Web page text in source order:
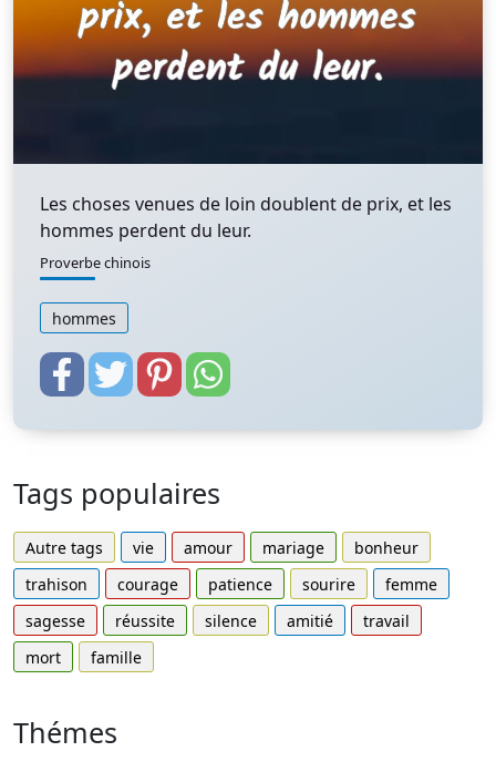
Les choses venues de loin doublent de prix, et les
hommes perdent du leur.
Proverbe chinois
hommes
Tags populaires
Autre tags vie amour mariage
bonheur
trahison
courage patience sourire
femme
sagesse
réussite silence amitié
travail
mort
famille
Thémes